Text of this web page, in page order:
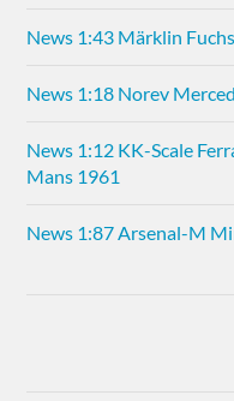
News 1:43 Märklin
News 1:18 Norev
News 1:12 KK-Scale
Mans 1961
News 1:87 Arsenal-M